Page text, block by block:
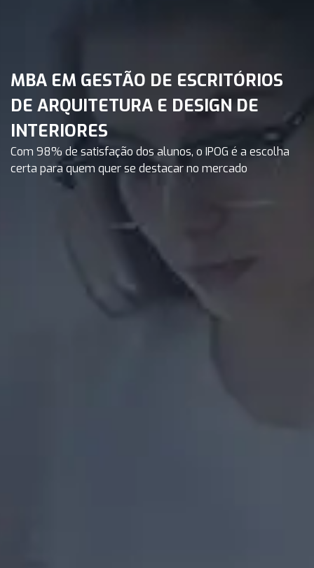
MBA EM GESTÃO DE ESCRITÓRIOS
DE ARQUITETURA E DESIGN DE
INTERIORES
Com 98% de satisfação dos alunos, o IPOG é a escolha
certa para quem quer se destacar no mercado